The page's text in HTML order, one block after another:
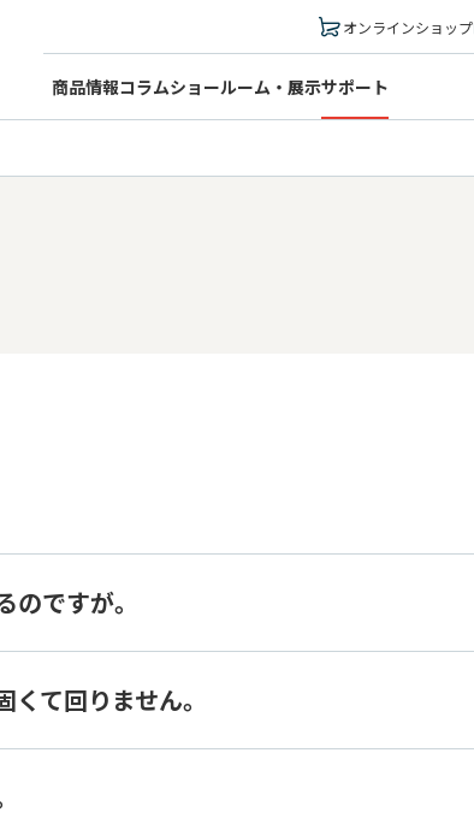
商品情報コラムショールーム・展示サポート
オンラインショップ
ですが。
て回りません。